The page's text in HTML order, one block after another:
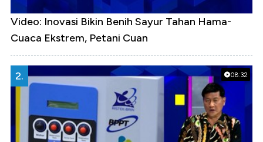
Video: Inovasi Bikin Benih Sayur Tahan Hama-
Cuaca Ekstrem, Petani Cuan
08:32
2.